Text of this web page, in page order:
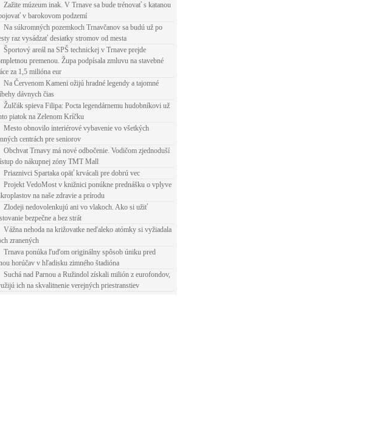
Zažite múzeum inak. V Trnave sa bude trénovať s katanou
v barokovom podzemí
Na súkromných pozemkoch Trnavčanov sa budú už po
raz vysádzať desiatky stromov od mesta
Športový areál na SPŠ technickej v Trnave prejde
premenou. Župa podpísala zmluvu na stavebné
za 1,5 milióna eur
Na Červenom Kameni ožijú hradné legendy a tajomné
dávnych čias
Žulčák spieva Filipa: Pocta legendárnemu hudobníkovi už
piatok na Zelenom Kríčku
Mesto obnovilo interiérové vybavenie vo všetkých
centrách pre seniorov
Obchvat Trnavy má nové odbočenie. Vodičom zjednoduší
do nákupnej zóny TMT Mall
Priaznivci Spartaka opäť krvácali pre dobrú vec
Projekt VedoMost v knižnici ponúkne prednášku o vplyve
na naše zdravie a prírodu
Zlodeji nedovolenkujú ani vo vlakoch. Ako si užiť
bezpečne a bez strát
Vážna nehoda na križovatke neďaleko atómky si vyžiadala
zranených
Trnava ponúka ľuďom originálny spôsob úniku pred
horúčav v hľadisku zimného štadióna
Suchá nad Parnou a Ružindol získali milión z eurofondov,
ich na skvalitnenie verejných priestranstiev